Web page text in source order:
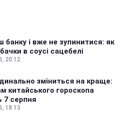
банку і вже не зупинитися: як
в соусі сацебелі
20:12
зміниться на краще:
китайського гороскопа
7 серпня
18:13